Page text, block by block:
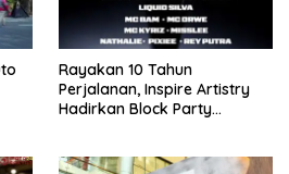
Rayakan 10 Tahun
Perjalanan, Inspire Artistry
Hadirkan Block Party